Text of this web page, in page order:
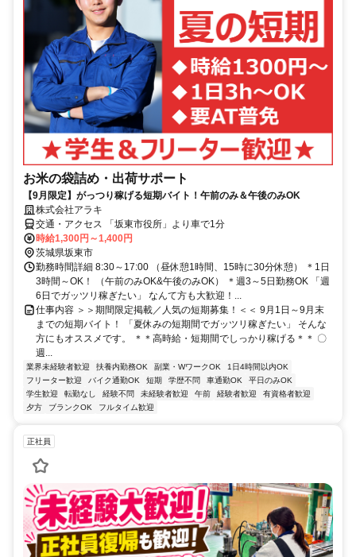
お米の袋詰め・出荷サポート
【9月限定】がっつり稼げる短期バイト！午前のみ＆午後のみOK
株式会社アラキ
交通・アクセス 「坂東市役所」より車で1分
時給1,300円～1,400円
茨城県坂東市
勤務時間詳細 8:30～17:00 （昼休憩1時間、15時に30分休憩） ＊1日
3時間～OK！ （午前のみOK&午後のみOK） ＊週3～5日勤務OK 「週
6日でガッツリ稼ぎたい」 なんて方も大歓迎！...
仕事内容 ＞＞期間限定掲載／人気の短期募集！＜＜ 9月1日～9月末
までの短期バイト！ 「夏休みの短期間でガッツリ稼ぎたい」 そんな
方にもオススメです。 ＊＊高時給・短期間でしっかり稼げる＊＊ 〇
週...
業界未経験者歓迎 扶養内勤務OK 副業・WワークOK
1日4時間以内OK
フリーター歓迎
バイク通勤OK 短期 学歴不問 車通勤OK
平日のみOK
学生歓迎
転勤なし 経験不問 未経験者歓迎 午前 経験者歓迎
有資格者歓迎
夕方
ブランクOK フルタイム歓迎
正社員